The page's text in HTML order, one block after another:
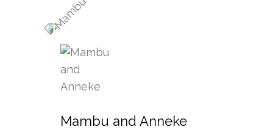
Mambu and Anneke